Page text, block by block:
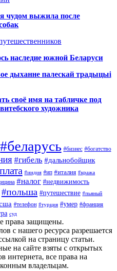
чудом выжила после
наследие южной Беларуси
дыханне палескай традыцыі
своё имя на табличке под
художника
#беларусь #бизнес #богатство
#гибель #дальнобойщик
#индия #ип #италия #кража
#налог #недвижимость
#польша #путешествие #пьяный
#телефон #турция #умер #франция
суд
права защищены.
с нашего ресурса разрешается
на страницу статьи.
на сайте взяты с открытых
интернета, все права на
владельцам.